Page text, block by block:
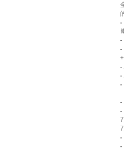
-
-
-
-
-
-
-
-
-
-